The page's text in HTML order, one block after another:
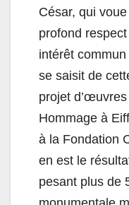
César, qui
profond
intérêt
se saisit de
projet
Hommage à
à la Fondation
en est le
pesant plus de